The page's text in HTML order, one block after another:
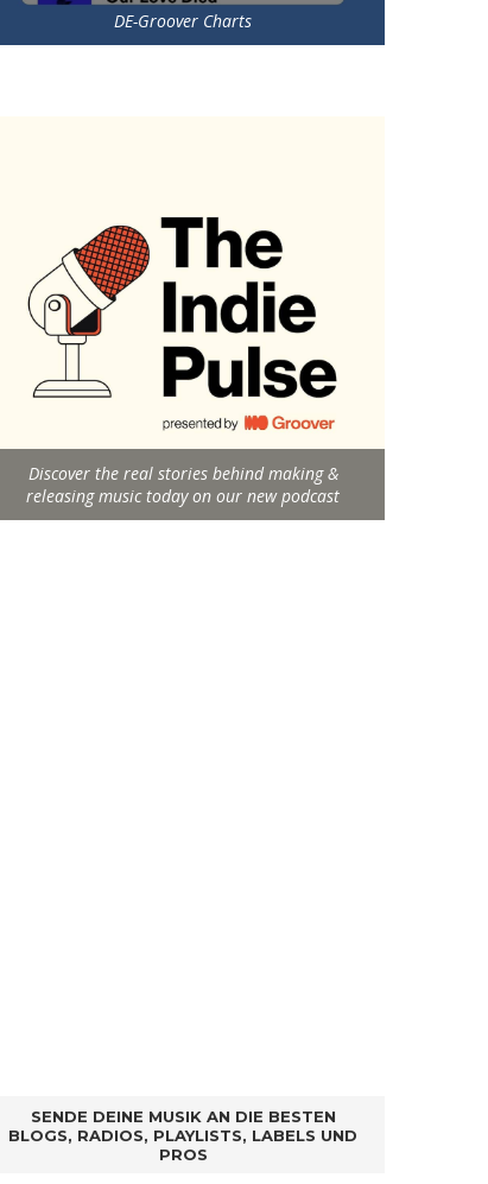
DE-Groover Charts
Discover the real stories behind making &
releasing music today on our new podcast
SENDE DEINE MUSIK AN DIE BESTEN
BLOGS, RADIOS, PLAYLISTS, LABELS UND
PROS